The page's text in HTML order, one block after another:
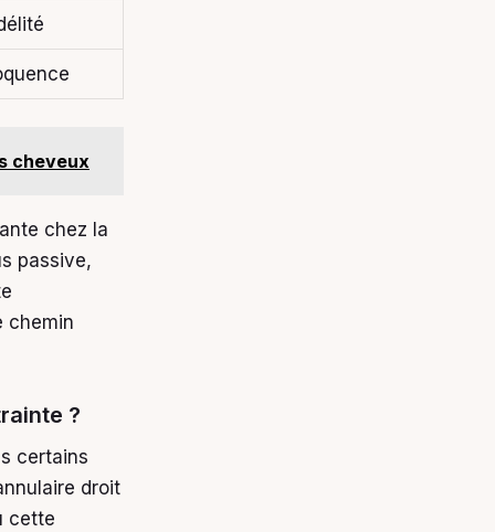
cheveux
chez la
passive,
chemin
?
certains
droit
cette